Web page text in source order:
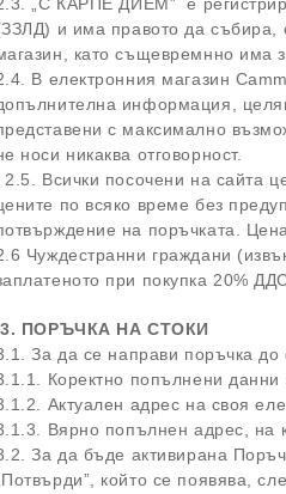
и има правото да събира,
като същевремнно има
В електронния магазин
информация,
с максимално
носи никаква отговорност.
2.5. Всички посочени на сайта
по всяко време без
на поръчката.
Чуждестранни граждани
при покупка 20%
3. ПОРЪЧКА НА СТОКИ
За да се направи поръчка
Коректно попълнени
Актуален адрес на своя
Вярно попълнен адрес, на
За да бъде активирана
„Потвърди”, който се появява,